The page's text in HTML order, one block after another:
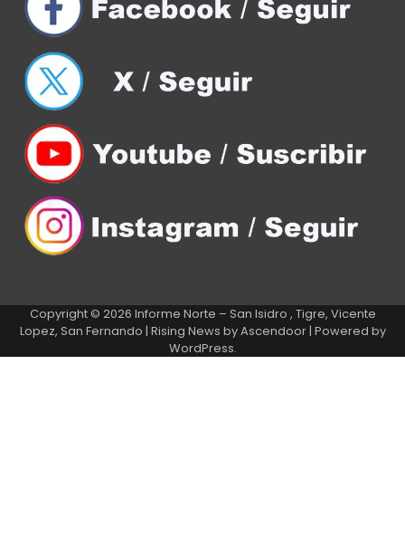
Copyright © 2026 Informe Norte – San Isidro , Tigre, Vicente
Lopez, San Fernando | Rising News byAscendoor| Powered by
WordPress.